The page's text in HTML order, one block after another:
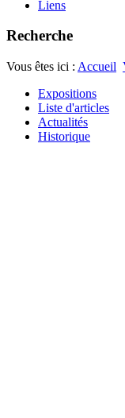
Liens
Recherche
Vous êtes ici : Accueil
Expositions
Liste d'articles
Actualités
Historique